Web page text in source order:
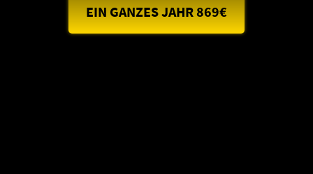
EIN GANZES JAHR 869€